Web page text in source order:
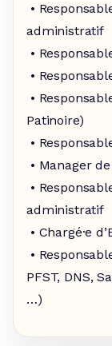
•
administratif
•
•
•
Patinoire)
•
• Manager
•
administratif
• Chargé·e
•
PFST, DNS,
…)